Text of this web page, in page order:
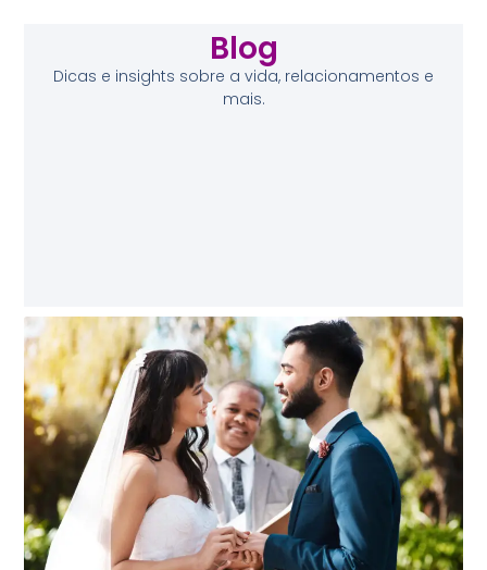
Blog
Dicas e insights sobre a vida, relacionamentos e
mais.